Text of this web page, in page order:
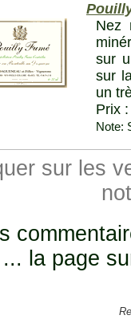
Nez
sur
sur
un
Prix
Note:
sur les
... la page